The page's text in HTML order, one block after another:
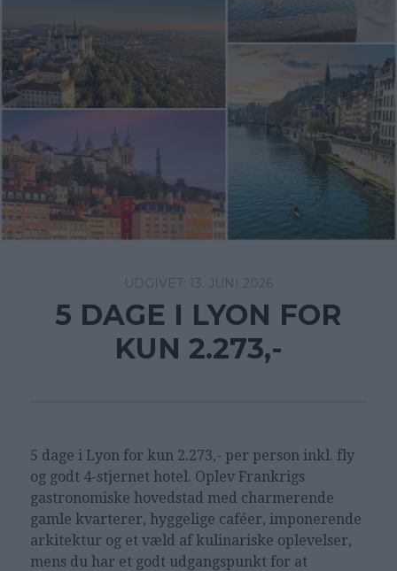
13. JUNI 2026
5 DAGE I LYON FOR
KUN 2.273,-
5 dage i Lyon for kun 2.273,- per person inkl. fly
og godt 4-stjernet hotel. Oplev Frankrigs
gastronomiske hovedstad med charmerende
gamle kvarterer, hyggelige caféer, imponerende
arkitektur og et væld af kulinariske oplevelser,
mens du har et godt udgangspunkt for at